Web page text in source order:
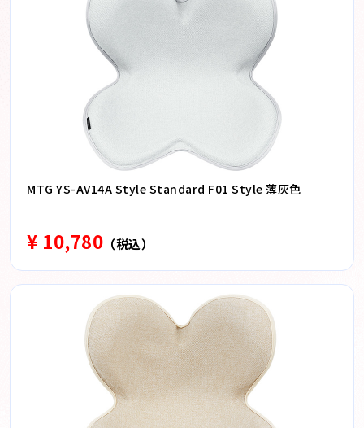
MTG YS-AV14A Style Standard F01 Style 薄灰色
¥ 10,780 （税込）